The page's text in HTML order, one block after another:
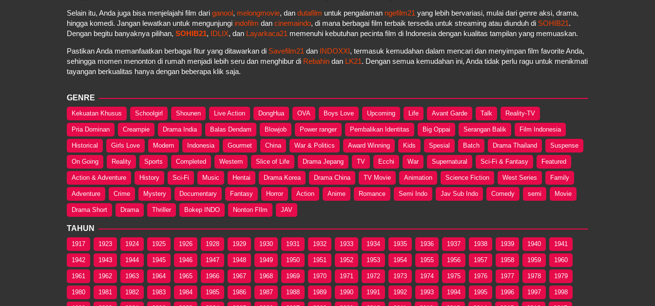
Selain itu, Anda juga bisa menjelajahi film dari ganool, melongmovie, dan dutafilm untuk pengalaman ngefilm21 yang lebih bervariasi, mulai dari genre aksi, drama,
hingga komedi. Jangan lewatkan untuk mengunjungi indofilm dan cinemaindo, di mana berbagai film terbaik tersedia untuk streaming atau diunduh di SOHIB21.
Dengan begitu banyaknya pilihan, SOHIB21, IDLIX, dan Layarkaca21 memenuhi kebutuhan pecinta film di Indonesia dengan kualitas tampilan yang memuaskan.
Pastikan Anda memanfaatkan berbagai fitur yang ditawarkan di Savefilm21 dan INDOXXI, termasuk kemudahan dalam mencari dan menyimpan film favorite Anda,
sehingga momen menonton di rumah menjadi lebih seru dan menghibur di Rebahin dan LK21. Dengan semua kemudahan ini, Anda tidak perlu ragu untuk menikmati
tayangan berkualitas hanya dengan beberapa klik saja.
GENRE
Kekuatan Khusus Schoolgirl Shounen Live Action DongHua OVA Boys Love Upcoming Life Avant Garde Talk Reality-TV
Pria Dominan Creampie Drama India Balas Dendam Blowjob Power ranger Pembalikan Identitas Big Oppai Serangan Balik Film Indonesia
Historical Girls Love Modern Indonesia Gourmet China War & Politics Award Winning Kids Spesial Batch Drama Thailand Suspense
On Going Reality Sports Completed Western Slice of Life Drama Jepang TV Ecchi War Supernatural Sci-Fi & Fantasy Featured
Action & Adventure History Sci-Fi Music Hentai Drama Korea Drama China TV Movie Animation Science Fiction West Series Family
Adventure Crime Mystery Documentary Fantasy Horror Action Anime Romance Semi Indo Jav Sub Indo Comedy semi Movie
Drama Short Drama Thriller Bokep INDO Nonton FIlm JAV
TAHUN
1917 1923 1924 1925 1926 1928 1929 1930 1931 1932 1933 1934 1935 1936 1937 1938 1939 1940 1941
1942 1943 1944 1945 1946 1947 1948 1949 1950 1951 1952 1953 1954 1955 1956 1957 1958 1959 1960
1961 1962 1963 1964 1965 1966 1967 1968 1969 1970 1971 1972 1973 1974 1975 1976 1977 1978 1979
1980 1981 1982 1983 1984 1985 1986 1987 1988 1989 1990 1991 1992 1993 1994 1995 1996 1997 1998